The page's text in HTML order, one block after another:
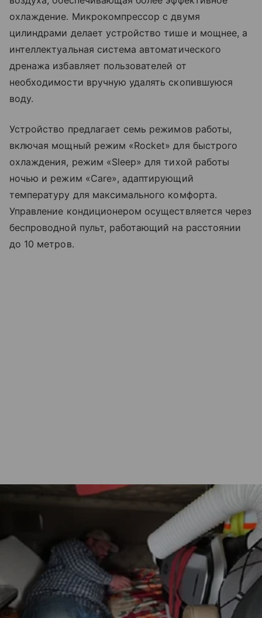
охлаждение. Микрокомпрессор с двумя
цилиндрами делает устройство тише и мощнее, а
интеллектуальная система автоматического
дренажа избавляет пользователей от
необходимости вручную удалять скопившуюся
воду.
Устройство предлагает семь режимов работы,
включая мощный режим «Rocket» для быстрого
охлаждения, режим «Sleep» для тихой работы
ночью и режим «Care», адаптирующий
температуру для максимального комфорта.
Управление кондиционером осуществляется через
беспроводной пульт, работающий на расстоянии
до 10 метров.